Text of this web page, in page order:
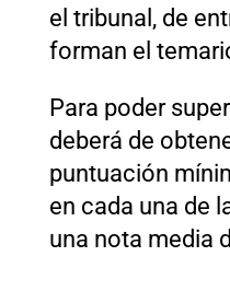
el tribunal, de
forman el
Para poder
deberá de
puntuación
en cada una de
una nota media